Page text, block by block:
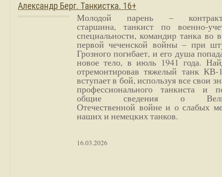
Александр Берг. Танкистка. 16+
Молодой парень –
старшина, танкист по военно-
специальности, командир танка во
первой чеченской войны – при
Грозного погибает, и его душа
новое тело, в июль 1941 года.
отремонтировав тяжелый танк
вступает в бой, используя все свои
профессионального танкиста и
общие сведения о
Отечественной войне и о слабых
наших и немецких танков.
16.03.2026